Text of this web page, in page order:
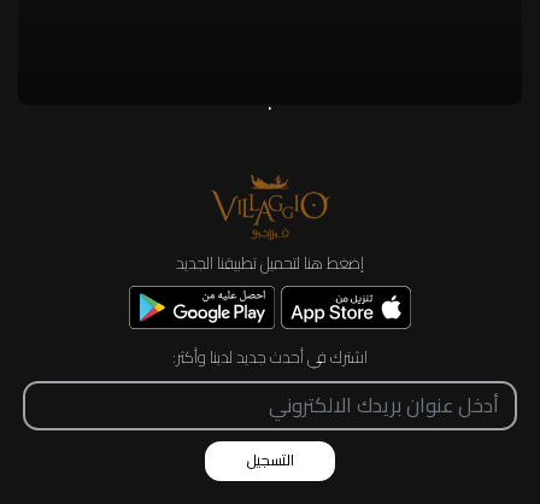
.
إضغط هنا لتحميل تطبيقنا الجديد
اشترك في أحدث جديد لدينا وأكثر:
التسجيل